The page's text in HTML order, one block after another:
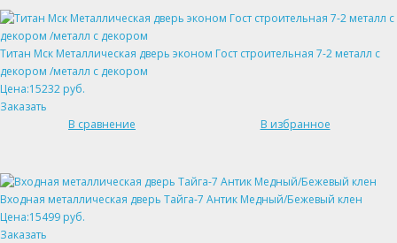
Титан Мск Металлическая дверь эконом Гост строительная 7-2 металл с
декором /металл с декором
Цена:15232 руб.
Заказать
В сравнение
В избранное
Входная металлическая дверь Тайга-7 Антик Медный/Бежевый клен
Цена:15499 руб.
Заказать